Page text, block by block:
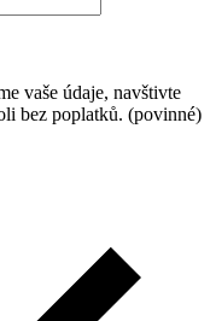
vaše údaje, navštivte
bez poplatků. (povinné)